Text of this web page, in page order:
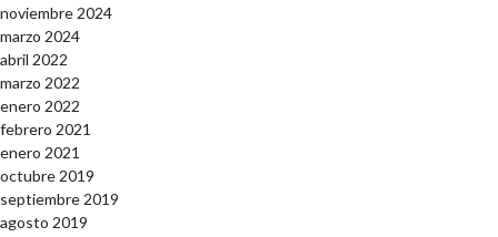
noviembre 2024
marzo 2024
abril 2022
marzo 2022
enero 2022
febrero 2021
enero 2021
octubre 2019
septiembre 2019
agosto 2019